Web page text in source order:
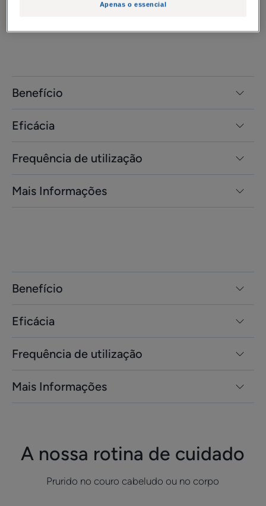
Benefício
Eficácia
Frequência de utilização
Mais Informações
Benefício
Eficácia
Frequência de utilização
Mais Informações
A nossa rotina de cuidado
Prurido no couro cabeludo ou no corpo
Apenas o essencial